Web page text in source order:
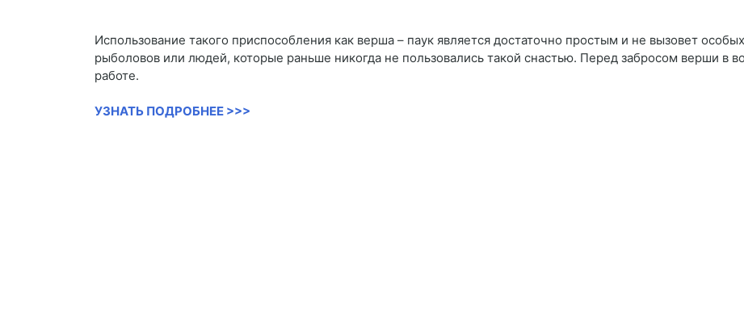
Использование такого приспособления как верша – паук является достаточно простым и не вызовет
рыболовов или людей, которые раньше никогда не пользовались такой снастью. Перед забросом верши в
работе.
УЗНАТЬ ПОДРОБНЕЕ >>>